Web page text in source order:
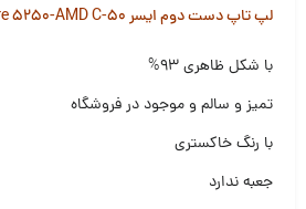
لپ تاپ دست دوم ایسر Acer Aspire 5250-AMD C-50
با شکل ظاهری ۹۳%
تمیز و سالم و موجود در فروشگاه
با رنگ خاکستری
جعبه ندارد